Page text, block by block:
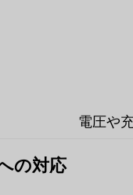
電圧や
の対応